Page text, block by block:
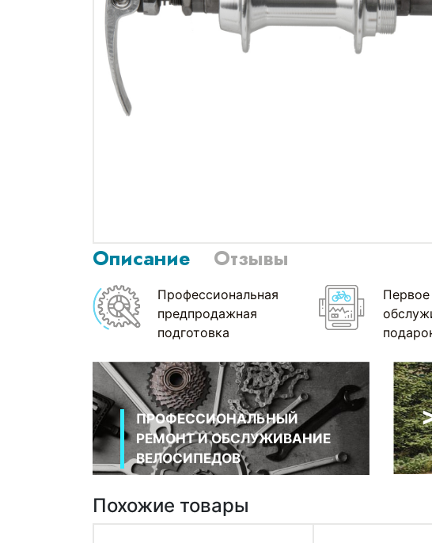
Описание Отзывы
Профессиональная
предпродажная
подготовка
Первое
ПРОФЕССИОНАЛЬНЫЙ
РЕМОНТ И ОБСЛУЖИВАНИЕ
ВЕЛОСИПЕДОВ
Похожие товары